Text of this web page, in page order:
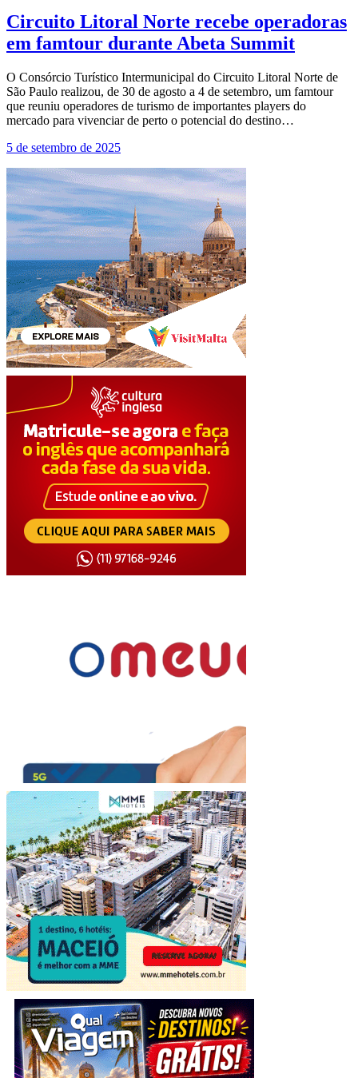
Circuito Litoral Norte recebe operadoras
em famtour durante Abeta Summit
O Consórcio Turístico Intermunicipal do Circuito Litoral Norte de
São Paulo realizou, de 30 de agosto a 4 de setembro, um famtour
que reuniu operadores de turismo de importantes players do
mercado para vivenciar de perto o potencial do destino…
5 de setembro de 2025